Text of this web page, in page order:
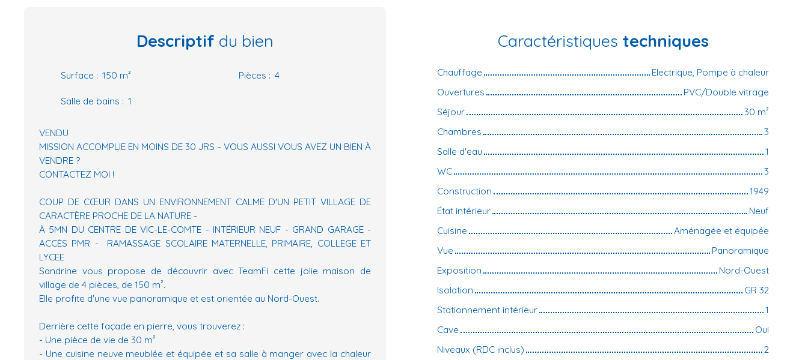
Descriptif du bien
Surface : 150 m² Pièces : 4
Salle de bains : 1
VENDU
MISSION ACCOMPLIE EN MOINS DE 30 JRS - VOUS AUSSI VOUS AVEZ UN BIEN À
VENDRE ?
CONTACTEZ MOI !
COUP DE CŒUR DANS UN ENVIRONNEMENT CALME D'UN PETIT VILLAGE DE
CARACTÈRE PROCHE DE LA NATURE -
À 5MN DU CENTRE DE VIC-LE-COMTE - INTÉRIEUR NEUF - GRAND GARAGE -
ACCÈS PMR - RAMASSAGE SCOLAIRE MATERNELLE, PRIMAIRE, COLLEGE ET
LYCEE
Sandrine vous propose de découvrir avec TeamFi cette jolie maison de
village de 4 pièces, de 150 m².
Elle profite d'une vue panoramique et est orientée au Nord-Ouest.
Derrière cette façade en pierre, vous trouverez :
- Une pièce de vie de 30 m²
- Une cuisine neuve meublée et équipée et sa salle à manger avec la chaleur
Caractéristiques techniques
Chauffage
Electrique, Pompe à chaleur
Ouvertures
PVC/Double vitrage
Séjour
30 m²
Chambres
3
Salle d'eau
1
WC
3
Construction
1949
État intérieur
Neuf
Cuisine
Aménagée et équipée
Vue
Panoramique
Exposition
Nord-Ouest
Isolation
GR 32
Stationnement intérieur
1
Cave
Oui
Niveaux (RDC inclus)
2